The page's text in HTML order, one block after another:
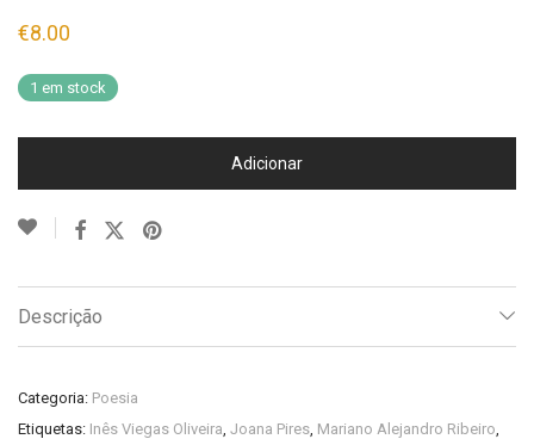
€8.00
1 em stock
Adicionar
Descrição
Categoria: Poesia
Etiquetas: Inês Viegas Oliveira, Joana Pires, Mariano Alejandro Ribeiro,